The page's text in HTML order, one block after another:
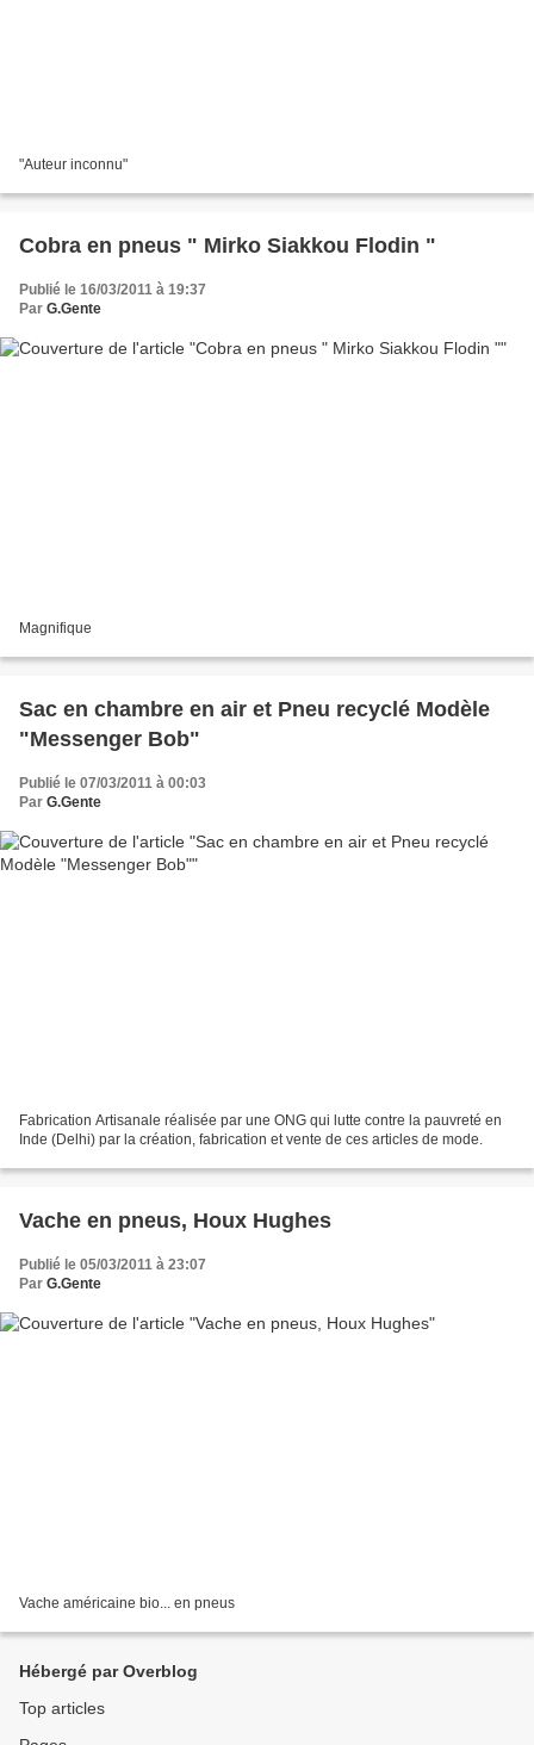
"Auteur inconnu"
Cobra en pneus " Mirko Siakkou Flodin "
Publié le 16/03/2011 à 19:37
Par G.Gente
Magnifique
Sac en chambre en air et Pneu recyclé Modèle
"Messenger Bob"
Publié le 07/03/2011 à 00:03
Par G.Gente
Fabrication Artisanale réalisée par une ONG qui lutte contre la pauvreté en
Inde (Delhi) par la création, fabrication et vente de ces articles de mode.
Vache en pneus, Houx Hughes
Publié le 05/03/2011 à 23:07
Par G.Gente
Vache américaine bio... en pneus
Hébergé par Overblog
Top articles